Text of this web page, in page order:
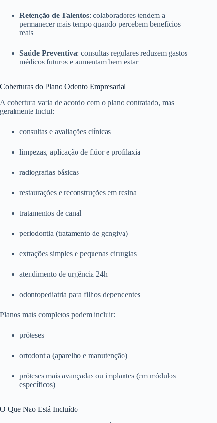
Retenção de Talentos: colaboradores tendem a
permanecer mais tempo quando percebem benefícios
reais
Saúde Preventiva: consultas regulares reduzem gastos
médicos futuros e aumentam bem-estar
Coberturas do Plano Odonto Empresarial
A cobertura varia de acordo com o plano contratado, mas
geralmente inclui:
consultas e avaliações clínicas
limpezas, aplicação de flúor e profilaxia
radiografias básicas
restaurações e reconstruções em resina
tratamentos de canal
periodontia (tratamento de gengiva)
extrações simples e pequenas cirurgias
atendimento de urgência 24h
odontopediatria para filhos dependentes
Planos mais completos podem incluir:
próteses
ortodontia (aparelho e manutenção)
próteses mais avançadas ou implantes (em módulos
específicos)
O Que Não Está Incluído